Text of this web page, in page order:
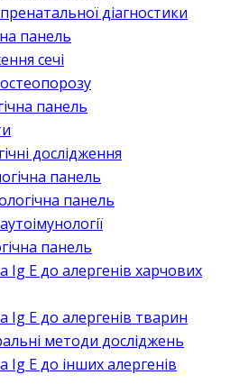
діагностики
панель
сечі
панель
дослідження
панель
панель
панель
Ig E до алергенів харчових
Ig E до алергенів тварин
методи досліджень
Ig E до інших алергенів